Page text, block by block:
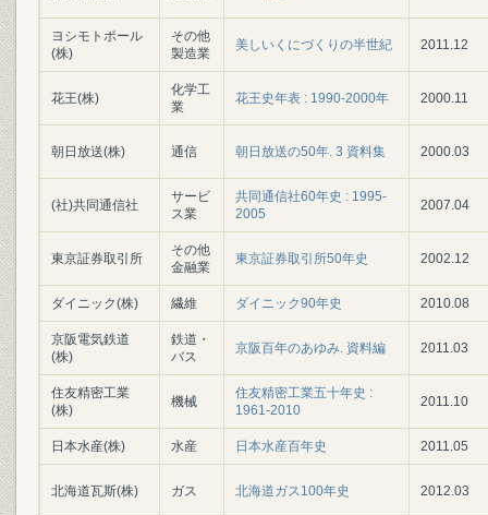
ヨシモトポール
(株)
その他
製造業
美しいくにづくりの半世紀 2011.12
花王(株)
化学工
業
花王史年表 : 1990-2000年 2000.11
朝日放送(株) 通信 朝日放送の50年. 3 資料集 2000.03
(社)共同通信社
サービ
ス業
共同通信社60年史 : 1995-
2005
2007.04
東京証券取引所
その他
金融業
東京証券取引所50年史 2002.12
ダイニック(株) 繊維 ダイニック90年史 2010.08
京阪電気鉄道
(株)
鉄道・
バス
京阪百年のあゆみ. 資料編 2011.03
住友精密工業
(株)
機械
住友精密工業五十年史 :
1961-2010
2011.10
日本水産(株) 水産 日本水産百年史 2011.05
北海道瓦斯(株) ガス 北海道ガス100年史 2012.03